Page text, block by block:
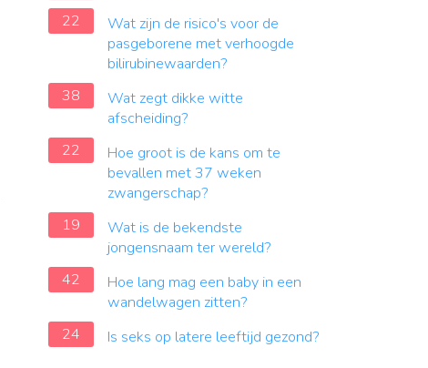
22
Wat zijn de risico's voor de
pasgeborene met verhoogde
bilirubinewaarden?
38
Wat zegt dikke witte
afscheiding?
22
Hoe groot is de kans om te
bevallen met 37 weken
zwangerschap?
19
Wat is de bekendste
jongensnaam ter wereld?
42
Hoe lang mag een baby in een
wandelwagen zitten?
24
Is seks op latere leeftijd gezond?